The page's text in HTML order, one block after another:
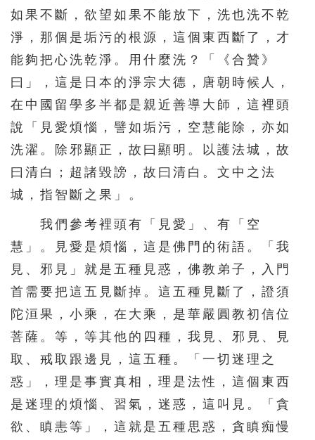
181 182 183 184 185
186 187 188 189 190
196 197 198 199 200
201 202 203 204 205
206 207 208 209 210
211 212 213 214 215
221 222 223 224
231 232 233 234 235
236 237 238 239 240
241 242 243 244 245
246 247 248 249 250
256 258 259 260
如果不斷，欲望如果不能放下，洗也洗不乾
淨，那個是垢污的根源，這個東西斷了，才
能夠把心洗乾淨。用什麼洗？「《合贊》
曰」，這是日本的淨宗大德，唐朝時候人，
在中國留學多半都是親近善導大師，這裡頭
說「見愛煩惱，譬如垢污，空慧能除，亦如
洗濯。除邪顯正，故曰顯明。以護法城，故
曰清白；超諸毀謗，故曰清白。文中之法
城，指智斷之果」。
我們參考裡頭有「見愛」、有「空
慧」。見愛是煩惱，這是佛門的術語。「我
見、邪見」就是五種見惑，佛教弟子，入門
首需要把這五見斷掉。這五種見斷了，證須
陀洹果，小乘，在大乘，是華嚴圓教初信位
菩薩。等，等其他的四種，我見、邪見、見
取、戒取跟邊見，這五種。「一切迷理之
惑」，理是事實真相，理是法性，這個東西
是迷理的煩惱、習氣，迷惑，這叫見。「貪
欲、瞋恚等」，這就是五種思惑，貪瞋痴慢